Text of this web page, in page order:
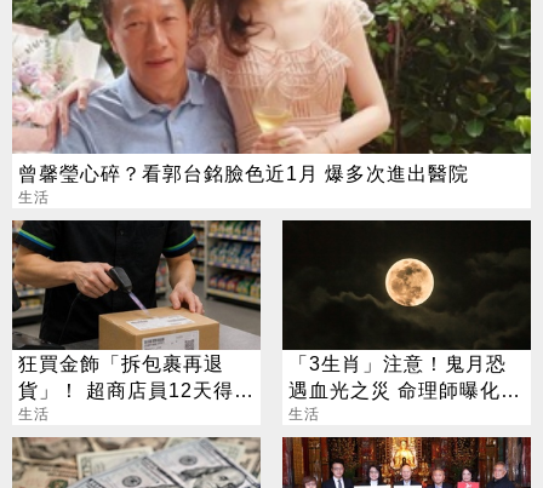
曾馨瑩心碎？看郭台銘臉色近1月 爆多次進出醫院
生活
狂買金飾「拆包裹再退
貨」！ 超商店員12天得手
39萬 下場出爐
生活
「3生肖」注意！鬼月恐
遇血光之災 命理師曝化解
法
生活